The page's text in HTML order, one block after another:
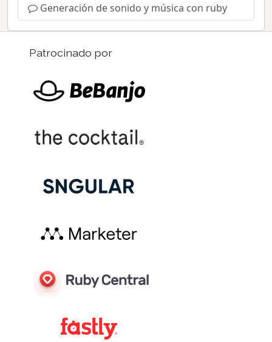
Generación de sonido y música con ruby
Patrocinado por